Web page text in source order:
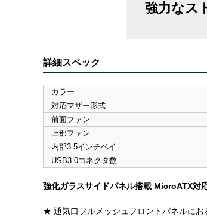
強力なス
詳細スペック
カラー
対応マザー形式
前面ファン
上部ファン
内部3.5インチベイ
USB3.0コネクタ数
強化ガラスサイドパネル搭載 MicroATX対
★ 通気口フルメッシュフロントパネルにお